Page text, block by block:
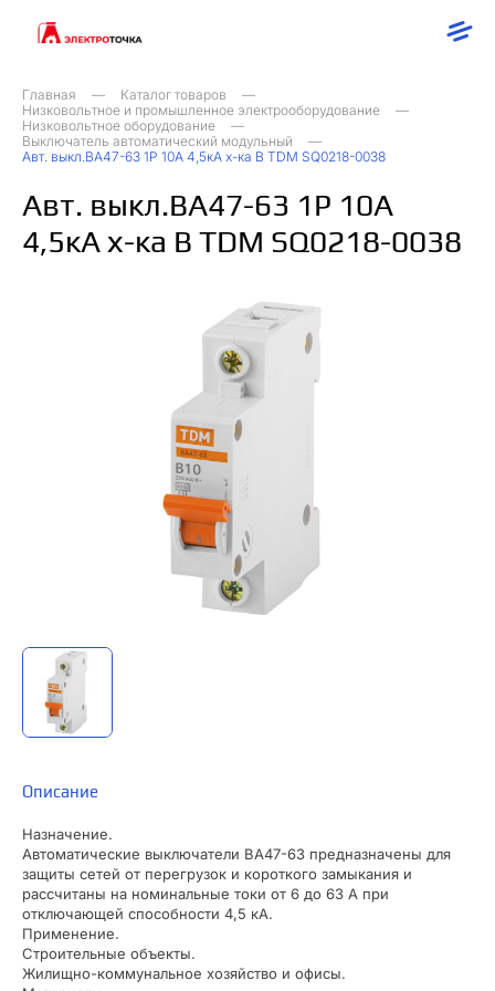
Главная
Каталог товаров
Низковольтное и промышленное электрооборудование
Низковольтное оборудование
Выключатель автоматический модульный
Авт. выкл.ВА47-63 1Р 10А 4,5кА х-ка B TDM SQ0218-0038
Авт. выкл.ВА47-63 1Р 10А
4,5кА х-ка B TDM SQ0218-0038
Описание
Назначение.
Автоматические выключатели ВА47-63 предназначены для
защиты сетей от перегрузок и короткого замыкания и
рассчитаны на номинальные токи от 6 до 63 А при
отключающей способности 4,5 кА.
Применение.
Строительные объекты.
Жилищно-коммунальное хозяйство и офисы.